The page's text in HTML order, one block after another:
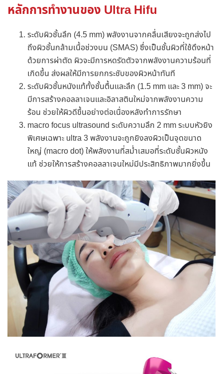
หลักการทำงานของ Ultra Hifu
ระดับผิวชั้นลึก (4.5 mm) พลังงานจากคลื่นเสียงจะถูกส่งไป
ถึงผิวชั้นกล้ามเนื้อช่วงบน (SMAS) ซึ่งเป็นชั้นผิวที่ใช้ดึงหน้า
ด้วยการผ่าตัด ผิวจะมีการหดรัดตัวจากพลังงานความร้อนที่
เกิดขึ้น ส่งผลให้มีการยกกระชับของผิวหน้าทันที
ระดับผิวชั้นหนังแท้ทั้งชั้นตื้นและลึก (1.5 mm และ 3 mm) จะ
มีการสร้างคอลลาเจนและอิลาสตินใหม่จากพลังงานความ
ร้อน ช่วยให้ผิวดีขึ้นอย่างต่อเนื่องหลังทำการรักษา
macro focus ultrasound ระดับความลึก 2 mm ระบบหัวยิง
พิเศษเฉพาะ ultra 3 พลังงานจะถูกยิงลงผิวเป็นจุดขนาด
ใหญ่ (macro dot) ให้พลังงานที่สม่ำเสมอที่ระดับชั้นผิวหนัง
แท้ ช่วยให้การสร้างคอลลาเจนใหม่มีประสิทธิภาพมากยิ่งขึ้น